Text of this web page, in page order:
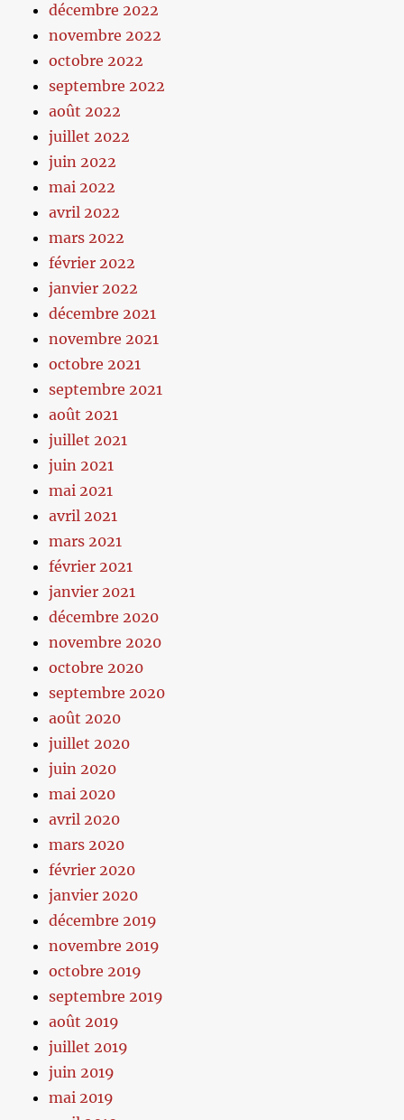
décembre 2022
novembre 2022
octobre 2022
septembre 2022
août 2022
juillet 2022
juin 2022
mai 2022
avril 2022
mars 2022
février 2022
janvier 2022
décembre 2021
novembre 2021
octobre 2021
septembre 2021
août 2021
juillet 2021
juin 2021
mai 2021
avril 2021
mars 2021
février 2021
janvier 2021
décembre 2020
novembre 2020
octobre 2020
septembre 2020
août 2020
juillet 2020
juin 2020
mai 2020
avril 2020
mars 2020
février 2020
janvier 2020
décembre 2019
novembre 2019
octobre 2019
septembre 2019
août 2019
juillet 2019
juin 2019
mai 2019